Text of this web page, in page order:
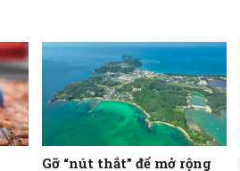
Gỡ “nút thắt” để mở rộng